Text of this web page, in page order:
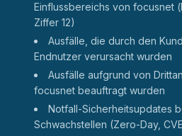
Einflussbereichs von focusnet
Ziffer 12)
Ausfälle, die durch den
Endnutzer verursacht wurden
Ausfälle aufgrund von
focusnet beauftragt wurden
Notfall-Sicherheitsupdates
Schwachstellen (Zero-Day,